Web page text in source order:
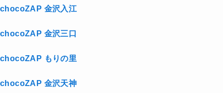
chocoZAP 金沢入江
chocoZAP 金沢三口
chocoZAP もりの里
chocoZAP 金沢天神